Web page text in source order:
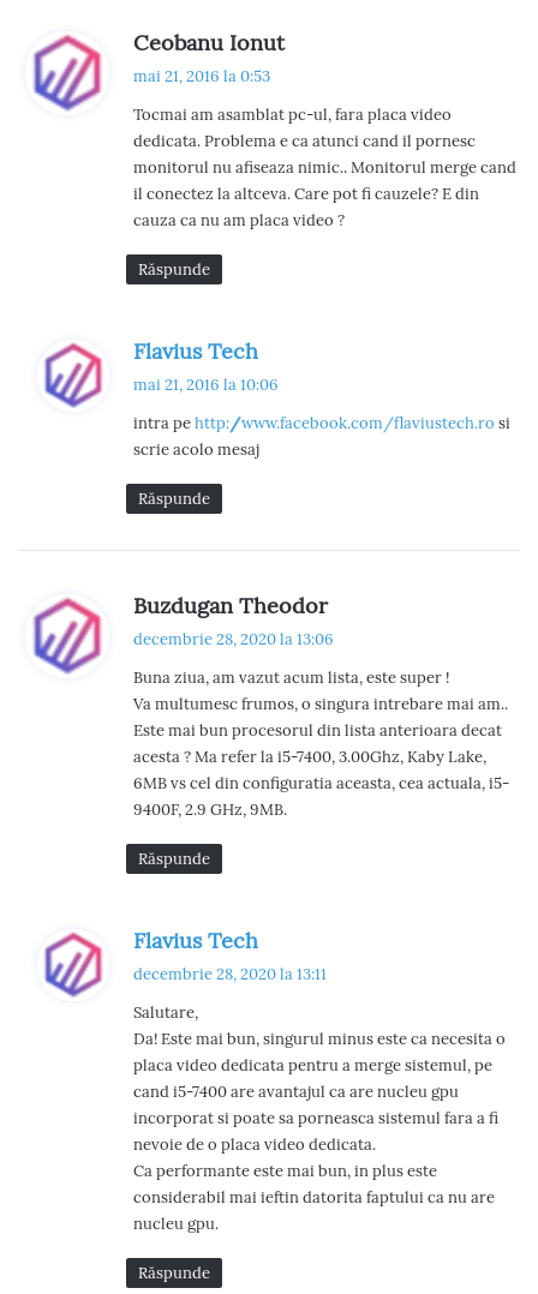
e
i
Ceobanu Ionut
n
e
:
mai 21, 2016 la 0:53
Tocmai am asamblat pc-ul, fara placa video
dedicata. Problema e ca atunci cand il pornesc
monitorul nu afiseaza nimic.. Monitorul merge cand
il conectez la altceva. Care pot fi cauzele? E din
cauza ca nu am placa video ?
Răspunde
Flavius Tech
p
n
e
mai 21, 2016 la 10:06
intra pehttp://www.facebook.com/flaviustech.ro si
scrie acolo mesaj
Răspunde
Buzdugan Theodors
p
n
e
:
decembrie 28, 2020 la 13:06
Buna ziua, am vazut acum lista, este super !
Va multumesc frumos, o singura intrebare mai am..
Este mai bun procesorul din lista anterioara decat
acesta ? Ma refer la i5-7400, 3.00Ghz, Kaby Lake,
6MB vs cel din configuratia aceasta, cea actuala, i5-
9400F, 2.9 GHz, 9MB.
Răspunde
Flavius Tech
p
e
:
decembrie 28, 2020 la 13:11
Salutare,
Da! Este mai bun, singurul minus este ca necesita o
placa video dedicata pentru a merge sistemul, pe
cand i5-7400 are avantajul ca are nucleu gpu
incorporat si poate sa porneasca sistemul fara a fi
nevoie de o placa video dedicata.
Ca performante este mai bun, in plus este
considerabil mai ieftin datorita faptului ca nu are
nucleu gpu.
Răspunde